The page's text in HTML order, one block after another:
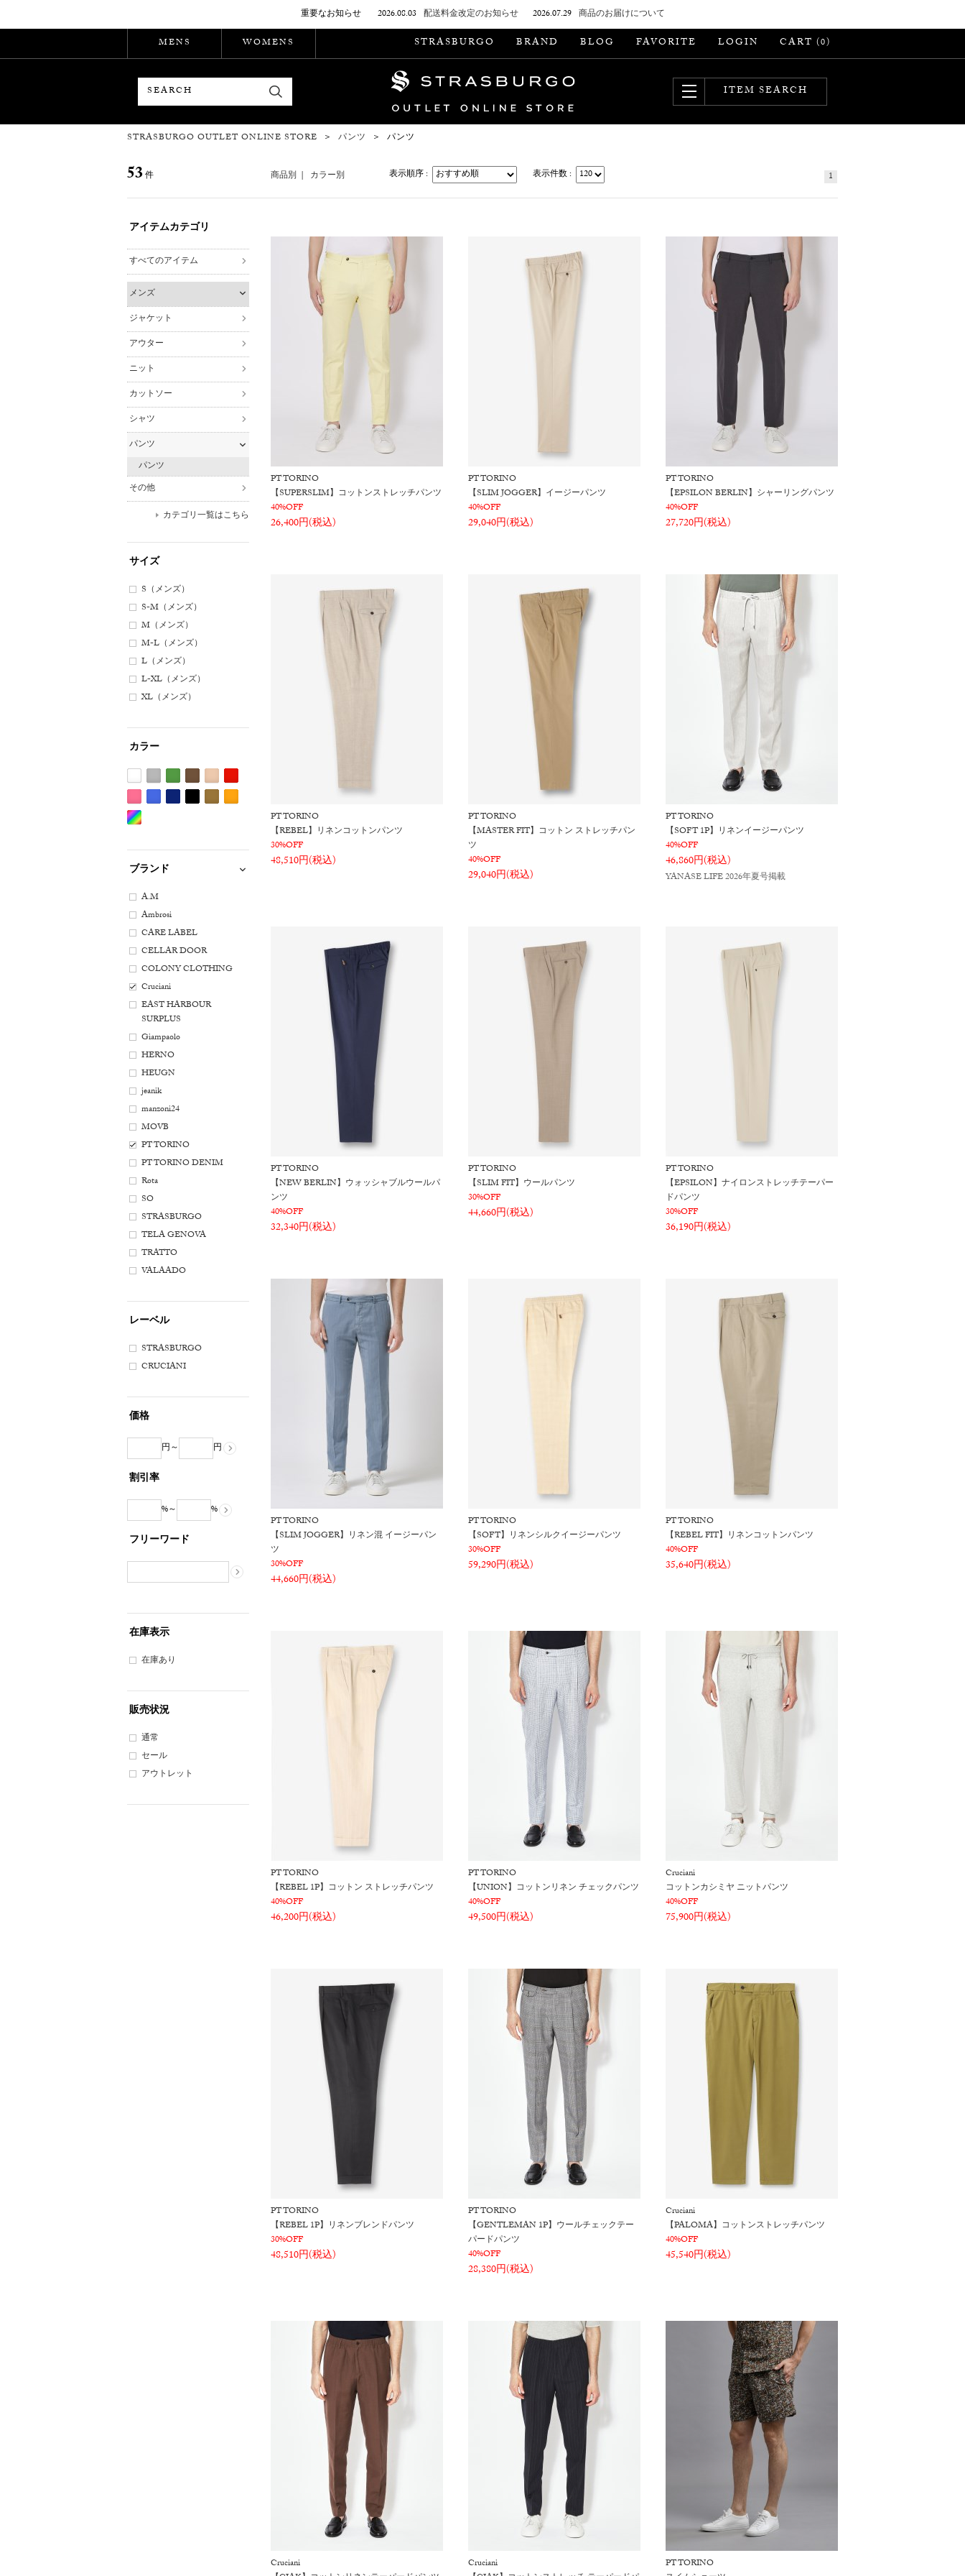
重要なお知らせ 2026.08.03 配送料金改定のお知らせ 2026.07.29 商品のお届けについて
MENS
WOMENS STRASBURGO BRAND BLOG FAVORITE LOGIN CART (0)
ITEM SEARCH
STRASBURGO OUTLET ONLINE STORE ＞ パンツ ＞ パンツ
53件 商品別 | カラー別 表示順序 : 表示件数 : 1
アイテムカテゴリ
すべてのアイテム
メンズ
ジャケット
アウター
ニット
カットソー
シャツ
パンツ
パンツ
その他
カテゴリ一覧はこちら
サイズ
S（メンズ）
S-M（メンズ）
M（メンズ）
M-L（メンズ）
L（メンズ）
L-XL（メンズ）
XL（メンズ）
カラー
ホ
ワ
イ
系
グ
レ
グ
リ
系
ブ
ラ
系
ベ
ー
系
レ
ッ
ピ
ン
系
系
ー
系
ク
系
ジ
系
ブランド
A.M
Ambrosi
CARE LABEL
CELLAR DOOR
COLONY CLOTHING
Cruciani
EAST HARBOUR
SURPLUS
Giampaolo
HERNO
HEUGN
jeanik
manzoni24
MOVB
PT TORINO
PT TORINO DENIM
Rota
SO
STRASBURGO
TELA GENOVA
TRATTO
VALAADO
レーベル
STRASBURGO
CRUCIANI
価格
円～ 円
割引率
%～ %
フリーワード
在庫表示
在庫あり
販売状況
通常
セール
アウトレット
PT TORINO
【SUPERSLIM】コットンストレッチパンツ
40%OFF
26,400円(税込)
PT TORINO
【SLIM JOGGER】イージーパンツ
40%OFF
29,040円(税込)
PT TORINO
【EPSILON BERLIN】シャーリングパンツ
40%OFF
27,720円(税込)
PT TORINO
【REBEL】リネンコットンパンツ
30%OFF
48,510円(税込)
PT TORINO
【MASTER FIT】コットン ストレッチパン
ツ
40%OFF
29,040円(税込)
PT TORINO
【SOFT 1P】リネンイージーパンツ
40%OFF
46,860円(税込)
YANASE LIFE 2026年夏号掲載
PT TORINO
【NEW BERLIN】ウォッシャブルウールパ
ンツ
40%OFF
32,340円(税込)
PT TORINO
【SLIM FIT】ウールパンツ
30%OFF
44,660円(税込)
PT TORINO
【EPSILON】ナイロンストレッチテーパー
ドパンツ
30%OFF
36,190円(税込)
PT TORINO
【SLIM JOGGER】リネン混 イージーパン
ツ
30%OFF
44,660円(税込)
PT TORINO
【SOFT】リネンシルクイージーパンツ
30%OFF
59,290円(税込)
PT TORINO
【REBEL FIT】リネンコットンパンツ
40%OFF
35,640円(税込)
PT TORINO
【REBEL 1P】コットン ストレッチパンツ
40%OFF
46,200円(税込)
PT TORINO
【UNION】コットンリネン チェックパンツ
40%OFF
49,500円(税込)
Cruciani
コットンカシミヤ ニットパンツ
40%OFF
75,900円(税込)
PT TORINO
【REBEL 1P】リネンブレンドパンツ
30%OFF
48,510円(税込)
PT TORINO
【GENTLEMAN 1P】ウールチェックテー
パードパンツ
40%OFF
28,380円(税込)
Cruciani
【PALOMA】コットンストレッチパンツ
40%OFF
45,540円(税込)
Cruciani
Cruciani
PT TORINO